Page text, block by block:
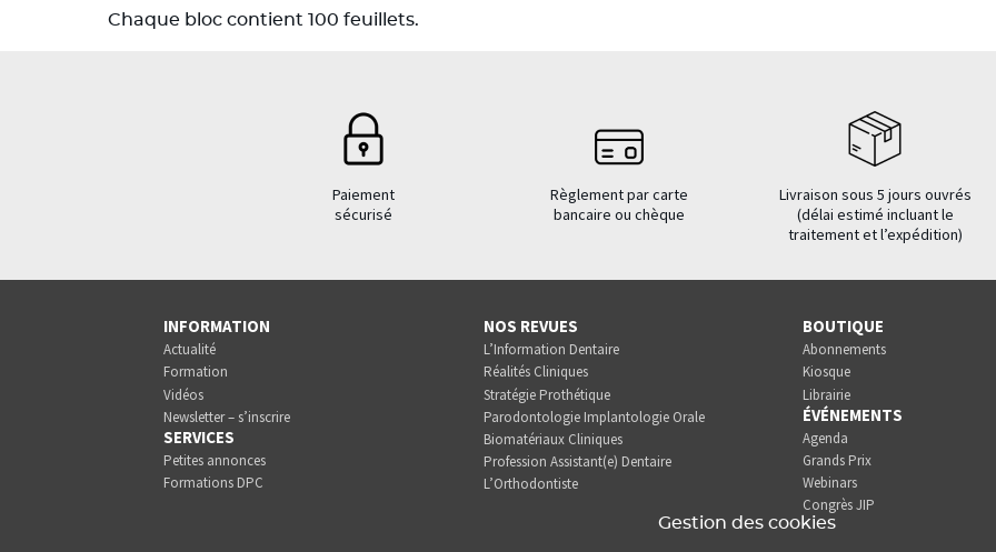
Chaque bloc contient 100 feuillets.
Paiement
sécurisé
Règlement par carte
bancaire ou chèque
Livraison sous 5 jours ouvrés
(délai estimé incluant le
traitement et l’expédition)
INFORMATION
Actualité
Formation
Vidéos
Newsletter – s’inscrire
SERVICES
Petites annonces
Formations DPC
NOS REVUES
L’Information Dentaire
Réalités Cliniques
Stratégie Prothétique
Parodontologie Implantologie Orale
Biomatériaux Cliniques
Profession Assistant(e) Dentaire
L’Orthodontiste
BOUTIQUE
Abonnements
Kiosque
Librairie
ÉVÉNEMENTS
Agenda
Grands Prix
Webinars
Congrès JIP
Gestion des cookies